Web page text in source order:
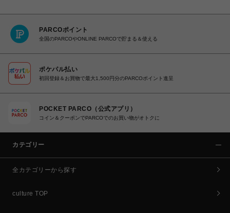
PARCOポイント
全国のPARCOやONLINE PARCOで貯まる＆使える
ポケパル払い
初回登録＆お買物で最大1,500円分のPARCOポイント進呈
POCKET PARCO（公式アプリ）
コイン＆クーポンでPARCOでのお買い物がオトクに
カテゴリー
全カテゴリーから探す
culture TOP